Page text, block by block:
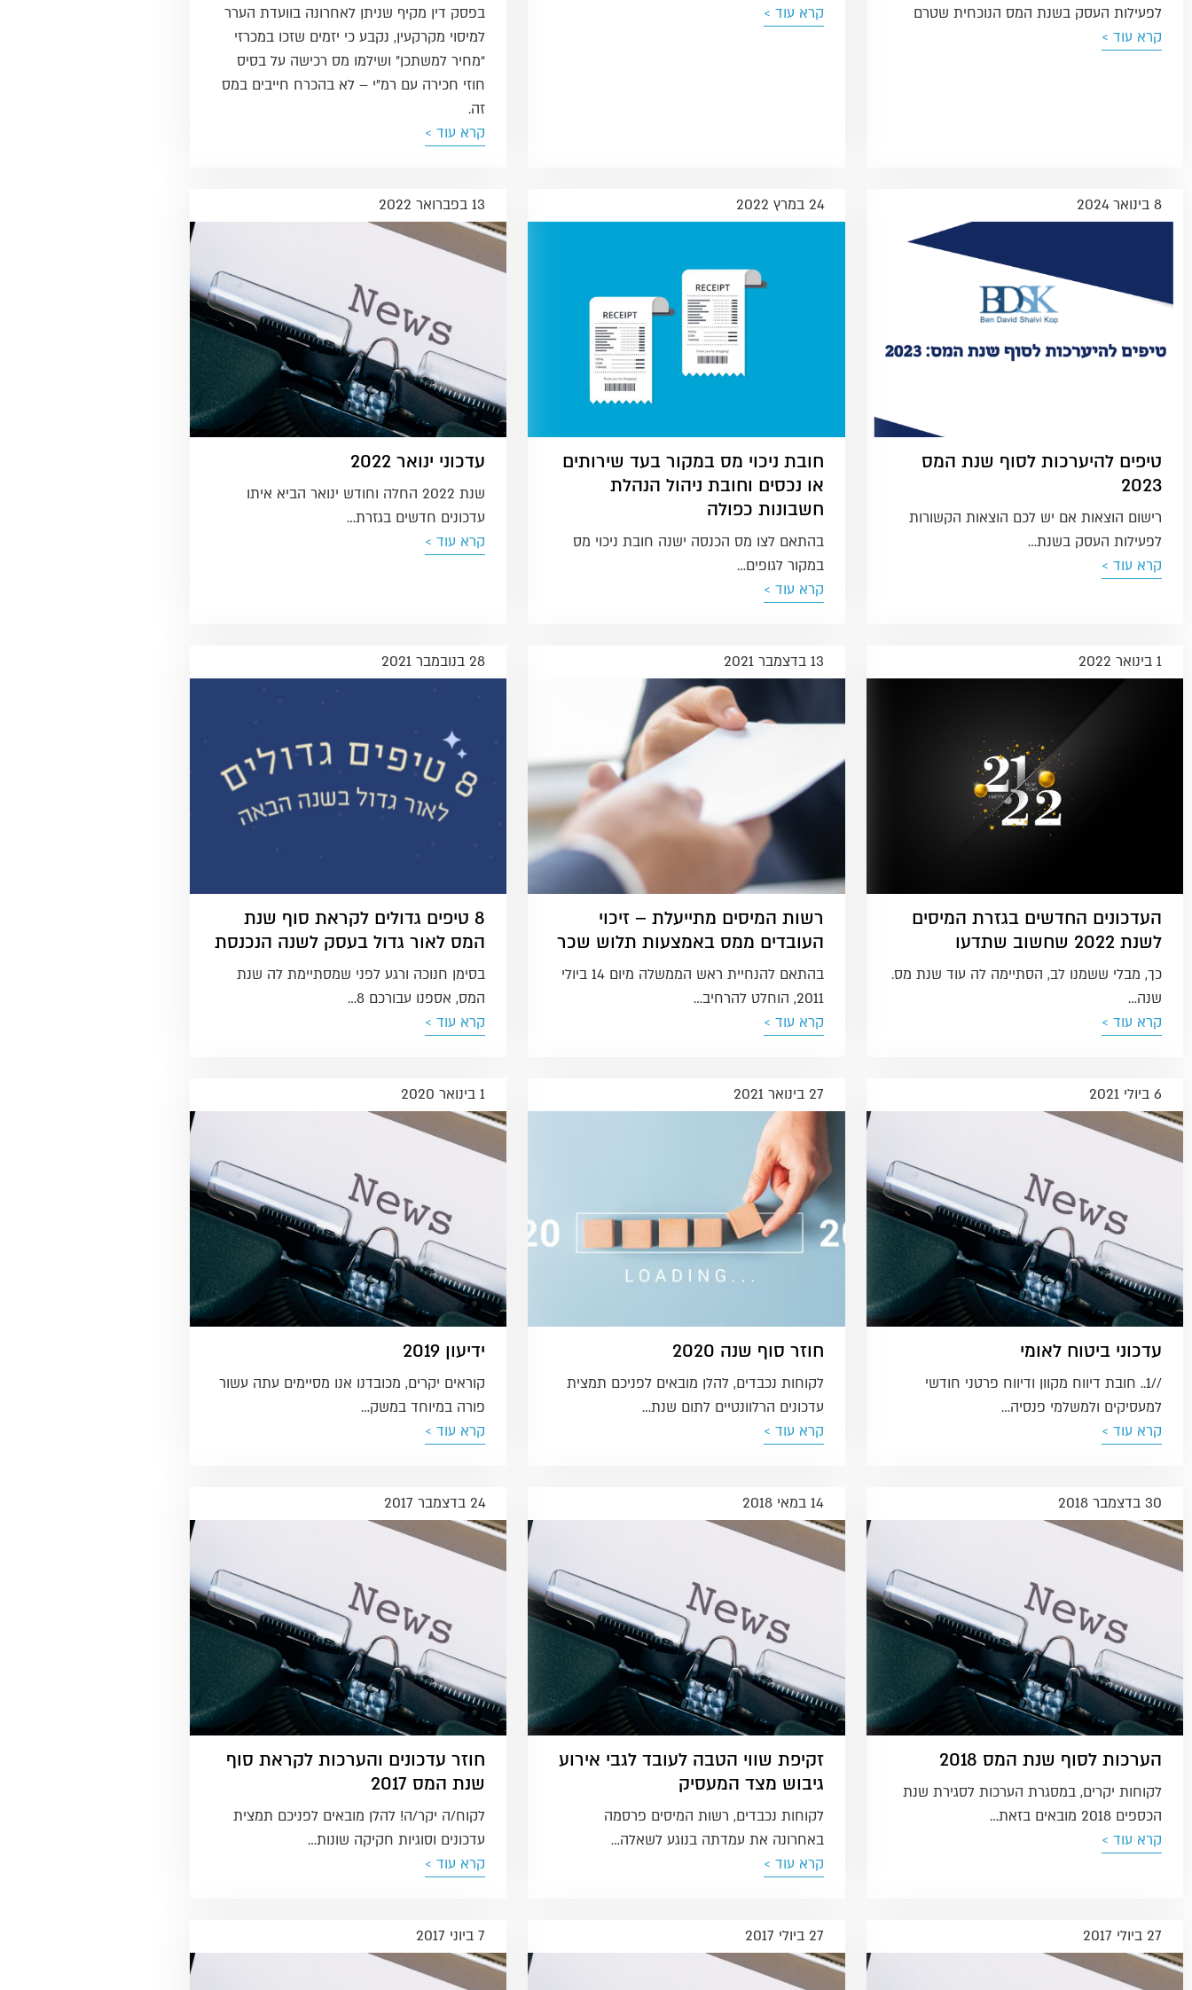
לפעילות העסק בשנת המס הנוכחית שטרם
קרא עוד >
קרא עוד >
בפסק דין מקיף שניתן לאחרונה בוועדת הערר
למיסוי מקרקעין, נקבע כי יזמים שזכו במכרזי
“מחיר למשתכן” ושילמו מס רכישה על בסיס
חוזי חכירה עם רמ"י – לא בהכרח חייבים במס
זה.
קרא עוד >
8 בינואר 2024
טיפים להיערכות לסוף שנת המס
2023
רישום הוצאות אם יש לכם הוצאות הקשורות
לפעילות העסק בשנת…
קרא עוד >
24 במרץ 2022
חובת ניכוי מס במקור בעד שירותים
או נכסים וחובת ניהול הנהלת
חשבונות כפולה
בהתאם לצו מס הכנסה ישנה חובת ניכוי מס
במקור לגופים…
קרא עוד >
13 בפברואר 2022
עדכוני ינואר 2022
שנת 2022 החלה וחודש ינואר הביא איתו
עדכונים חדשים בגזרת…
קרא עוד >
1 בינואר 2022
העדכונים החדשים בגזרת המיסים
לשנת 2022 שחשוב שתדעו
כך, מבלי ששמנו לב, הסתיימה לה עוד שנת מס.
שנה…
קרא עוד >
13 בדצמבר 2021
רשות המיסים מתייעלת – זיכוי
העובדים ממס באמצעות תלוש שכר
בהתאם להנחיית ראש הממשלה מיום 14 ביולי
2011, הוחלט להרחיב…
קרא עוד >
28 בנובמבר 2021
8 טיפים גדולים לקראת סוף שנת
המס לאור גדול בעסק לשנה הנכנסת
בסימן חנוכה ורגע לפני שמסתיימת לה שנת
המס, אספנו עבורכם 8…
קרא עוד >
6 ביולי 2021
עדכוני ביטוח לאומי
//1.. חובת דיווח מקוון ודיווח פרטני חודשי
למעסיקים ולמשלמי פנסיה…
קרא עוד >
27 בינואר 2021
חוזר סוף שנה 2020
לקוחות נכבדים, להלן מובאים לפניכם תמצית
עדכונים הרלוונטיים לתום שנת…
קרא עוד >
1 בינואר 2020
ידיעון 2019
קוראים יקרים, מכובדנו אנו מסיימים עתה עשור
פורה במיוחד במשק…
קרא עוד >
30 בדצמבר 2018
הערכות לסוף שנת המס 2018
לקוחות יקרים, במסגרת הערכות לסגירת שנת
הכספים 2018 מובאים בזאת…
קרא עוד >
14 במאי 2018
זקיפת שווי הטבה לעובד לגבי אירוע
גיבוש מצד המעסיק
לקוחות נכבדים, רשות המיסים פרסמה
באחרונה את עמדתה בנוגע לשאלה…
קרא עוד >
24 בדצמבר 2017
חוזר עדכונים והערכות לקראת סוף
שנת המס 2017
לקוח/ה יקר/ה! להלן מובאים לפניכם תמצית
עדכונים וסוגיות חקיקה שונות…
קרא עוד >
27 ביולי 2017 27 ביולי 2017 7 ביוני 2017